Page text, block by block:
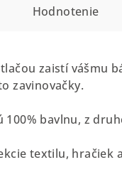
Hodnotenie
zaistí vášmu
zavinovačky.
100% bavlnu, z
textilu,